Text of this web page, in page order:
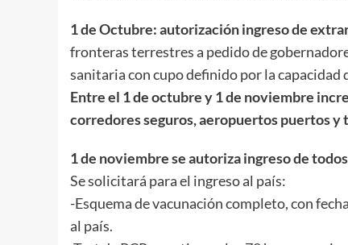
1 de Octubre: autorización ingreso de
fronteras terrestres a pedido de
sanitaria con cupo definido por la capacidad
Entre el 1 de octubre y 1 de noviembre
corredores seguros, aeropuertos puertos y
1 de noviembre se autoriza ingreso de
Se solicitará para el ingreso al país:
-Esquema de vacunación completo, con
al país.